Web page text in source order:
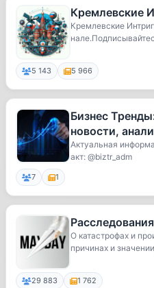
Кремлевские
Кремлевские
5 143 5 966
Бизнес
новости,
инвестиции,
Актуальная
акт: @biztr_adm
7 1
О катастрофах и
причинах и
29 883 1 762